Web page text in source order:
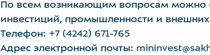
По всем возникающим вопросам можно
инвестиций, промышленности и внешних
Телефон: +7 (4242) 671-765
Адрес электронной почты: